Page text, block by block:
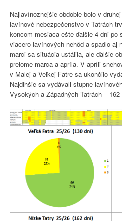
Najlavínoznejšie obdobie bolo v
lavínové nebezpečenstvo v Tatrách
koncom mesiaca ešte ďalšie 4 dni po
viacero lavínových nehôd a spadlo aj
marci sa situácia ustálila, ale ďalšie
prelome marca a apríla. V apríli
v Malej a Veľkej Fatre sa ukončilo
Najdlhšie sa vydávali stupne
Vysokých a Západných Tatrách –